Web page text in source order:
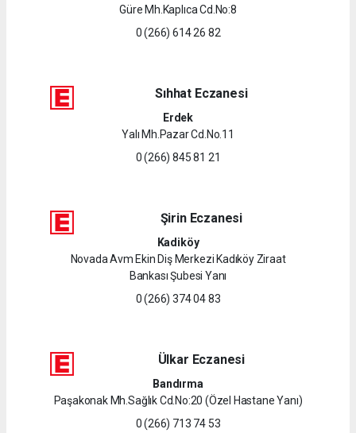
Güre Mh.Kaplıca Cd.No:8
0 (266) 614 26 82
Sıhhat Eczanesi
Erdek
Yalı Mh.Pazar Cd.No.11
0 (266) 845 81 21
Şirin Eczanesi
Kadiköy
Novada Avm Ekin Diş Merkezi Kadıköy Ziraat
Bankası Şubesi Yanı
0 (266) 374 04 83
Ülkar Eczanesi
Bandırma
Paşakonak Mh.Sağlık Cd.No:20 (Özel Hastane Yanı)
0 (266) 713 74 53